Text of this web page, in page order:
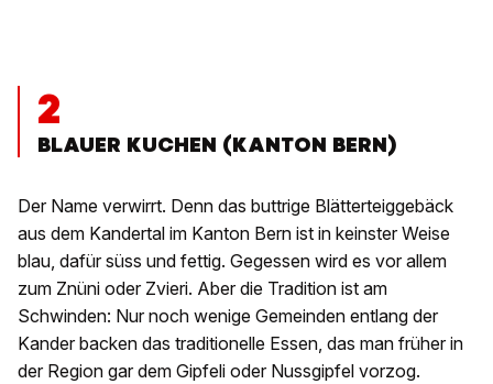
2
BLAUER KUCHEN (KANTON BERN)
Der Name verwirrt. Denn das buttrige Blätterteiggebäck
aus dem Kandertal im Kanton Bern ist in keinster Weise
blau, dafür süss und fettig. Gegessen wird es vor allem
zum Znüni oder Zvieri. Aber die Tradition ist am
Schwinden: Nur noch wenige Gemeinden entlang der
Kander backen das traditionelle Essen, das man früher in
der Region gar dem Gipfeli oder Nussgipfel vorzog.